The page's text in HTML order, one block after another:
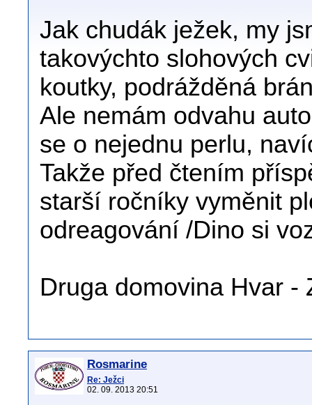
Jak chudák ježek, my
takovýchto slohových
koutky, podrážděná
Ale nemám odvahu
se o nejednu perlu,
Takže před čtením
starší ročníky vyměnit
odreagování /Dino si
Druga domovina Hvar -
Rosmarine
Re: Ježci
02. 09. 2013 20:51